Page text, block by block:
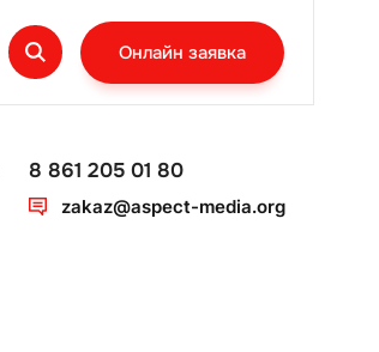
Онлайн заявка
8 861 205 01 80
zakaz@aspect-media.org